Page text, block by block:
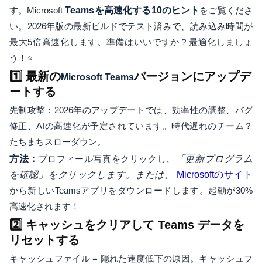
す。MicrosoftTeamsを高速化する10のヒント をご覧くださ
い。2026年版の最新ビルドでテスト済みで、読み込み時間が
最大5倍高速化します。準備はいいですか？最適化しましょ
う！⭐
1️⃣ 最新のMicrosoft Teamsバージョンにアップデ
ートする
先制攻撃：2026年のアップデートでは、効率性の調整、バグ
修正、AIの高速化が予定されています。時代遅れのチーム？
たちまちスローダウン。
方法： プロフィール写真をクリックし、
「更新プログラム
を確認」をクリックします。または、
Microsoftのサイト
から新しいTeamsアプリをダウンロードします。起動が30%
高速化されます！
2️⃣ キャッシュをクリアして Teams データを
リセットする
キャッシュファイル = 隠れた速度低下の原因。キャッシュフ